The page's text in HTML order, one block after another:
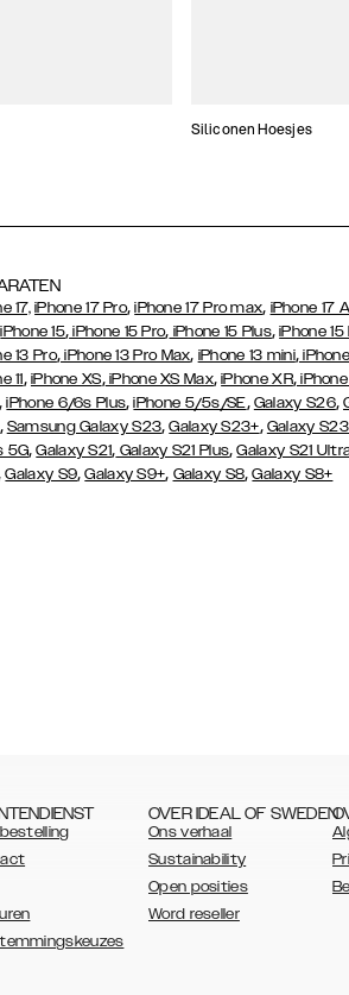
Siliconen Hoesjes
17, iPhone 17 Pro,iPhone 17 Pro max, iPhone 17
iPhone 15, iPhone 15 Pro, iPhone 15 Plus,iPhone
13 Pro, iPhone 13 Pro Max, iPhone 13 mini,
11, iPhone XS,iPhone XS Max,iPhone XR,
,iPhone 6/6s Plus,iPhone 5/5s/SE, Galaxy S26,
, Samsung Galaxy S23,Galaxy S23+, Galaxy
5G,Galaxy S21, Galaxy S21 Plus,Galaxy S21
Galaxy S9,Galaxy S9+, Galaxy S8,Galaxy S8+
OVER IDEAL OF SWEDEN
Ons verhaal
Sustainability
Open posities
Word reseller
AUSTRALIA